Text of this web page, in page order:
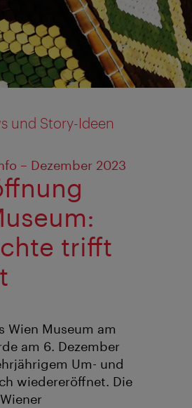
und Story-Ideen
– Dezember 2023
trifft
Wien Museum am
am 6. Dezember
Um- und
wiedereröffnet. Die